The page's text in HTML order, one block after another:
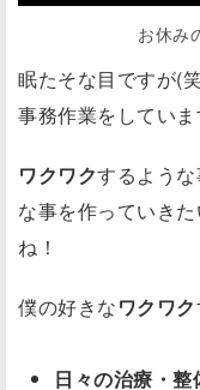
お休み
眠たそな目ですが(
事務作業をしていま
ワクワクするよう
な事を作っていき
ね！
僕の好きなワクワク
日々の治療・整